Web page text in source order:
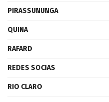
PIRASSUNUNGA
QUINA
RAFARD
REDES SOCIAS
RIO CLARO